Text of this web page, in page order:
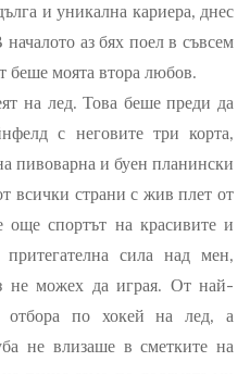
и уникална кариера, днес
аз бях поел в съвсем
беше моята втора любов.
на лед. Това беше преди да
с неговите три корта,
пивоварна и буен планински
всички страни с жив плет от
още спортът на красивите и
сила над мен,
не можех да играя. От най-
отбора по хокей на лед, а
не влизаше в сметките на